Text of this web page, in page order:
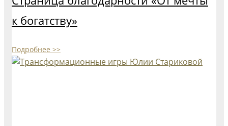
к богатству»
Подробнее >>